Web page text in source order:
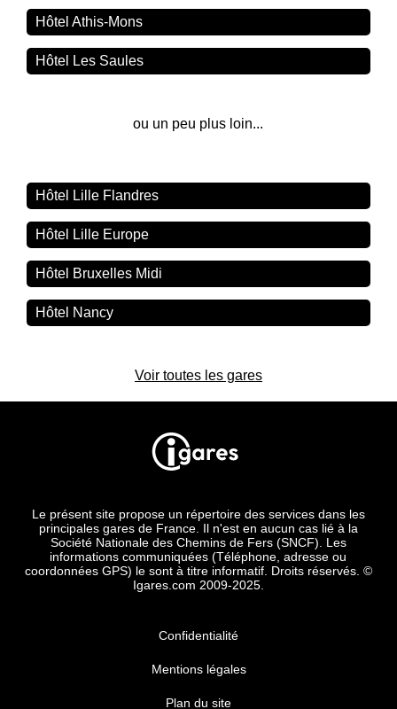
Hôtel Athis-Mons
Hôtel Les Saules
ou un peu plus loin...
Hôtel Lille Flandres
Hôtel Lille Europe
Hôtel Bruxelles Midi
Hôtel Nancy
Voir toutes les gares
Le présent site propose un répertoire des services dans les
principales gares de France. Il n'est en aucun cas lié à la
Société Nationale des Chemins de Fers (SNCF). Les
informations communiquées (Téléphone, adresse ou
coordonnées GPS) le sont à titre informatif. Droits réservés. ©
Igares.com 2009-2025.
Confidentialité
Mentions légales
Plan du site